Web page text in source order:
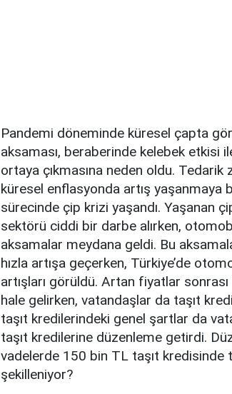
Pandemi döneminde küresel çapta
aksaması, beraberinde kelebek etkisi
ortaya çıkmasına neden oldu.
küresel enflasyonda artış yaşanmaya
sürecinde çip krizi yaşandı. Yaşanan
sektörü ciddi bir darbe alırken,
aksamalar meydana geldi. Bu
hızla artışa geçerken, Türkiye’de
artışları görüldü. Artan fiyatlar
hale gelirken, vatandaşlar da taşıt
taşıt kredilerindeki genel şartlar da
taşıt kredilerine düzenleme getirdi.
vadelerde 150 bin TL taşıt kredisinde
şekilleniyor?